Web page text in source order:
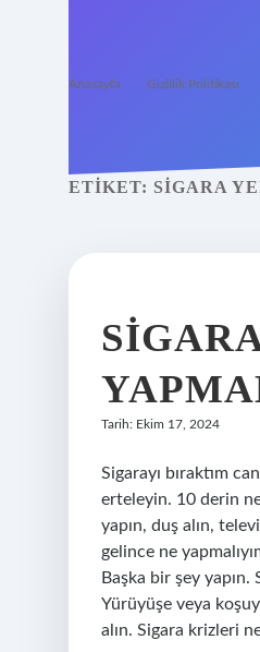
Anasayfa Gizlilik Politikası
ETIKET: SIGARA
Tarih: Ekim 17, 2024
Sigarayı bıraktım
erteleyin. 10 derin
yapın, duş alın,
gelince ne
Başka bir şey yapın.
Yürüyüşe veya
alın. Sigara krizleri